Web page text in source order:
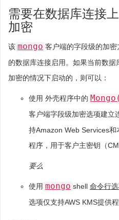
需要在数据库连接
加密
该 mongo 客户端的字段级的加
的数据库连接启用。如果当前数
加密的情况下启动的，则可以：
使用 外壳程序中的
客户端字段级加密选项建立
持Amazon Web Services
程序，用于客户主密钥（
要么
使用 mongo shell 命令行
选项仅支持AWS KMS提供